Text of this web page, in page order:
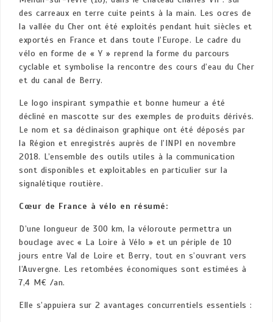
des carreaux en terre cuite peints à la main. Les ocres de
la vallée du Cher ont été exploités pendant huit siècles et
exportés en France et dans toute l’Europe. Le cadre du
vélo en forme de « Y » reprend la forme du parcours
cyclable et symbolise la rencontre des cours d’eau du Cher
et du canal de Berry.
Le logo inspirant sympathie et bonne humeur a été
décliné en mascotte sur des exemples de produits dérivés.
Le nom et sa déclinaison graphique ont été déposés par
la Région et enregistrés auprès de l’INPI en novembre
2018. L’ensemble des outils utiles à la communication
sont disponibles et exploitables en particulier sur la
signalétique routière.
Cœur de France à vélo en résumé:
D’une longueur de 300 km, la véloroute permettra un
bouclage avec « La Loire à Vélo » et un périple de 10
jours entre Val de Loire et Berry, tout en s’ouvrant vers
l’Auvergne. Les retombées économiques sont estimées à
7,4 M€ /an.
Elle s’appuiera sur 2 avantages concurrentiels essentiels :